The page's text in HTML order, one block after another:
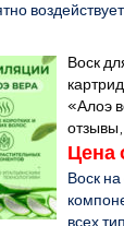
Воск
«Алоэ
Цена
Воск
всех